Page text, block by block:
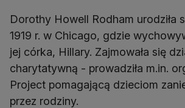
Dorothy Howell Rodham urodziła
1919 r. w Chicago, gdzie
jej córka, Hillary. Zajmowała się
charytatywną - prowadziła m.in.
Project pomagającą dzieciom
przez rodziny.